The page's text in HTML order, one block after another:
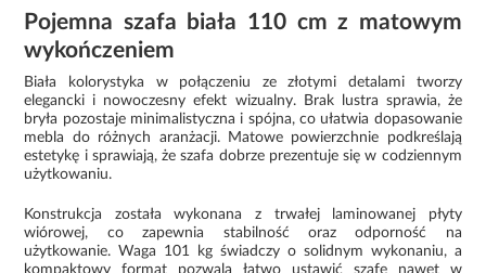
Pojemna szafa biała 110 cm z matowym
wykończeniem
Biała kolorystyka w połączeniu ze złotymi detalami tworzy
elegancki i nowoczesny efekt wizualny. Brak lustra sprawia, że
bryła pozostaje minimalistyczna i spójna, co ułatwia dopasowanie
mebla do różnych aranżacji. Matowe powierzchnie podkreślają
estetykę i sprawiają, że szafa dobrze prezentuje się w codziennym
użytkowaniu.
Konstrukcja została wykonana z trwałej laminowanej płyty
wiórowej, co zapewnia stabilność oraz odporność na
użytkowanie. Waga 101 kg świadczy o solidnym wykonaniu, a
kompaktowy format pozwala łatwo ustawić szafę nawet w